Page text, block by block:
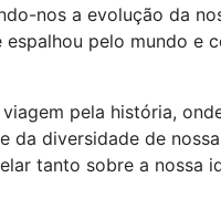
nos a evolução da
pelo mundo e
pela história,
diversidade de
tanto sobre a nossa